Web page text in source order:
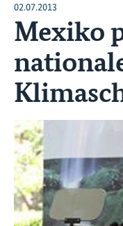
02.07.2013
Mexiko